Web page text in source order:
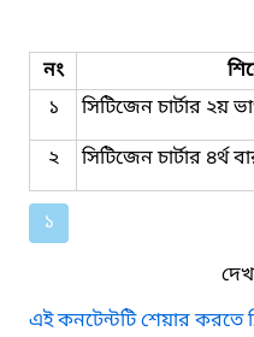
নং
১
সিটিজেন চার্টার ২য়
২
সিটিজেন চার্টার ৪র্থ
১
এই কনটেন্টটি শেয়ার করতে